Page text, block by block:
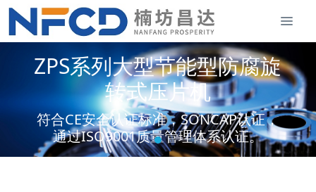
ZPS系列大型节能型防腐旋
转式压片机
符合CE安全认证标准，SONCAP认证，
通过ISO9001质量管理体系认证。